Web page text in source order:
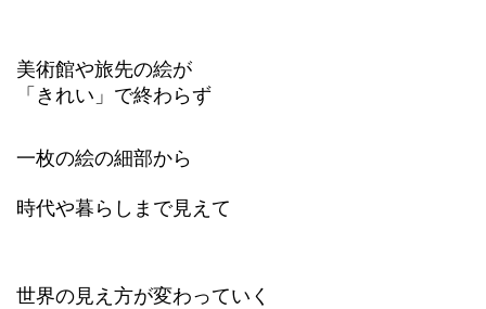
美術館や旅先の絵が
「きれい」で終わらず
一枚の絵の細部から
時代や暮らしまで見えて
世界の見え方が変わっていく